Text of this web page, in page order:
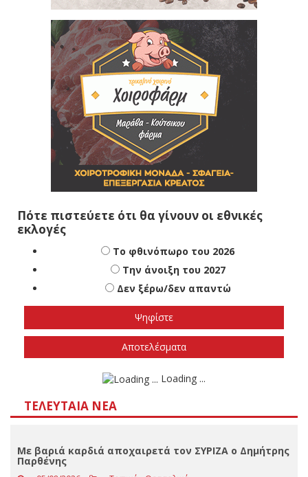
Πότε πιστεύετε ότι θα γίνουν οι εθνικές
εκλογές
Το φθινόπωρο του 2026
Την άνοιξη του 2027
Δεν ξέρω/δεν απαντώ
ΤΕΛΕΥΤΑΊΑ ΝΈΑ